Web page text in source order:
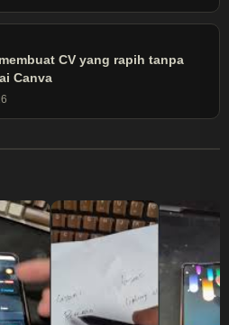
CV yang rapih tanpa
Canva